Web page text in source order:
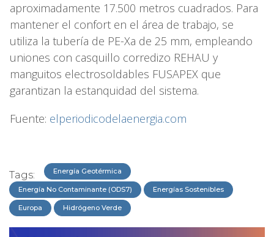
aproximadamente 17.500 metros cuadrados. Para
mantener el confort en el área de trabajo, se
utiliza la tubería de PE-Xa de 25 mm, empleando
uniones con casquillo corredizo REHAU y
manguitos electrosoldables FUSAPEX que
garantizan la estanquidad del sistema.
Fuente: elperiodicodelaenergia.com
Tags: Energía Geotérmica
Energía No Contaminante (ODS7) Energías Sostenibles
Europa Hidrógeno Verde